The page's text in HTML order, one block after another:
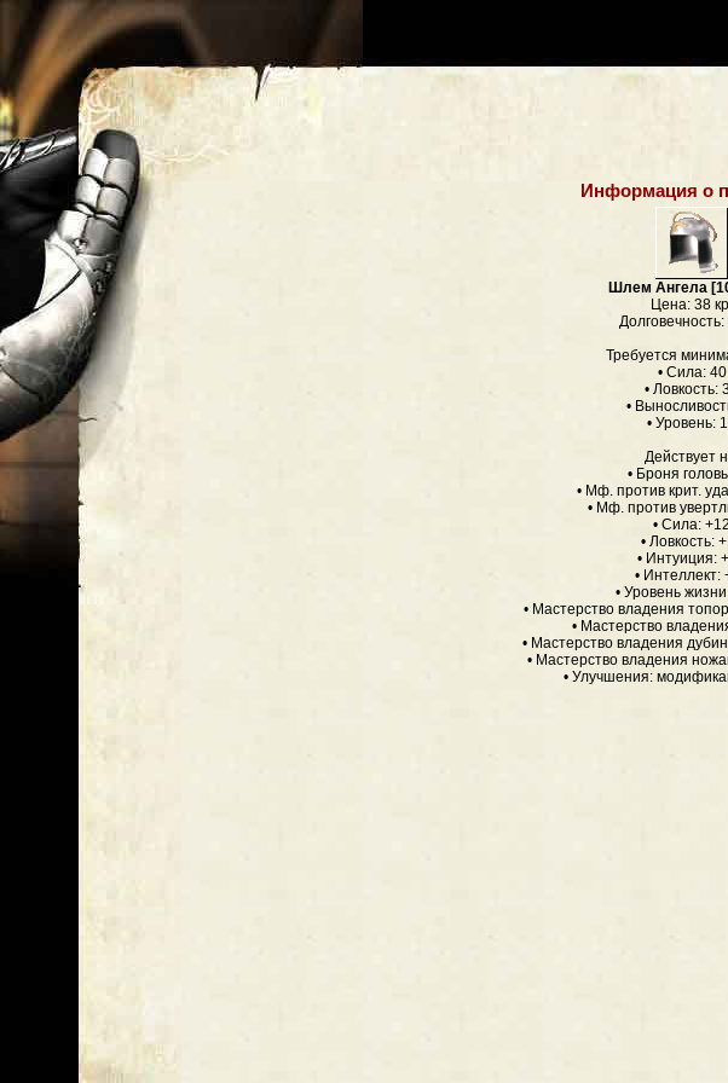
Информация о
Шлем Ангела
Цена: 38
Требуется
• Сила: 40
• Ловкость:
•
• Уровень:
Действует
• Броня
• Мф. против крит.
• Мф. против
• Сила: +12
• Ловкость:
• Интуиция:
• Интеллект:
• Уровень
• Мастерство владения
• Мастерство
• Мастерство владения
• Мастерство владения
• Улучшения: